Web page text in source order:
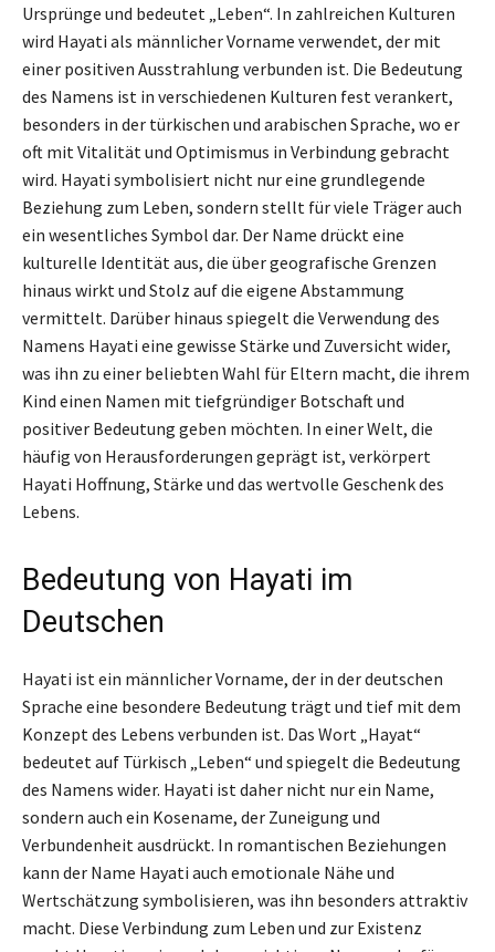
Ursprünge und bedeutet „Leben“. In zahlreichen Kulturen
wird Hayati als männlicher Vorname verwendet, der mit
einer positiven Ausstrahlung verbunden ist. Die Bedeutung
des Namens ist in verschiedenen Kulturen fest verankert,
besonders in der türkischen und arabischen Sprache, wo er
oft mit Vitalität und Optimismus in Verbindung gebracht
wird. Hayati symbolisiert nicht nur eine grundlegende
Beziehung zum Leben, sondern stellt für viele Träger auch
ein wesentliches Symbol dar. Der Name drückt eine
kulturelle Identität aus, die über geografische Grenzen
hinaus wirkt und Stolz auf die eigene Abstammung
vermittelt. Darüber hinaus spiegelt die Verwendung des
Namens Hayati eine gewisse Stärke und Zuversicht wider,
was ihn zu einer beliebten Wahl für Eltern macht, die ihrem
Kind einen Namen mit tiefgründiger Botschaft und
positiver Bedeutung geben möchten. In einer Welt, die
häufig von Herausforderungen geprägt ist, verkörpert
Hayati Hoffnung, Stärke und das wertvolle Geschenk des
Lebens.
Bedeutung von Hayati im
Deutschen
Hayati ist ein männlicher Vorname, der in der deutschen
Sprache eine besondere Bedeutung trägt und tief mit dem
Konzept des Lebens verbunden ist. Das Wort „Hayat“
bedeutet auf Türkisch „Leben“ und spiegelt die Bedeutung
des Namens wider. Hayati ist daher nicht nur ein Name,
sondern auch ein Kosename, der Zuneigung und
Verbundenheit ausdrückt. In romantischen Beziehungen
kann der Name Hayati auch emotionale Nähe und
Wertschätzung symbolisieren, was ihn besonders attraktiv
macht. Diese Verbindung zum Leben und zur Existenz